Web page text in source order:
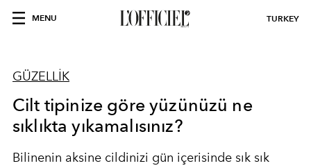
MENU TURKEY
GÜZELLİK
Cilt tipinize göre yüzünüzü ne
sıklıkta yıkamalısınız?
Bilinenin aksine cildinizi gün içerisinde sık sık